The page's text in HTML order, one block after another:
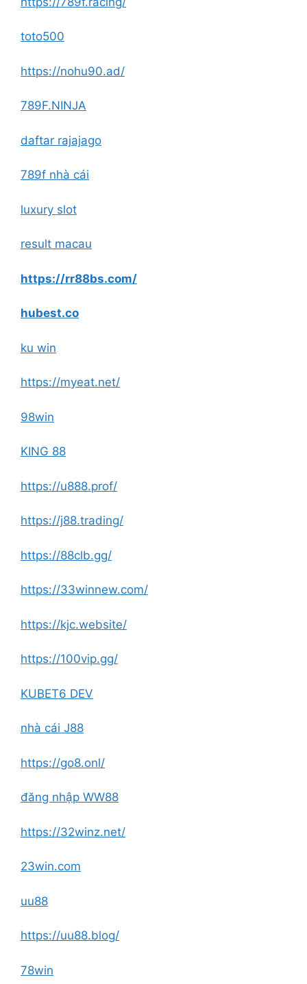
toto500
https://nohu90.ad/
789F.NINJA
daftar rajajago
789f nhà cái
luxury slot
result macau
https://rr88bs.com/
hubest.co
ku win
https://myeat.net/
98win
KING 88
https://u888.prof/
https://j88.trading/
https://88clb.gg/
https://33winnew.com/
https://kjc.website/
https://100vip.gg/
KUBET6 DEV
nhà cái J88
https://go8.onl/
đăng nhập WW88
https://32winz.net/
23win.com
uu88
https://uu88.blog/
78win